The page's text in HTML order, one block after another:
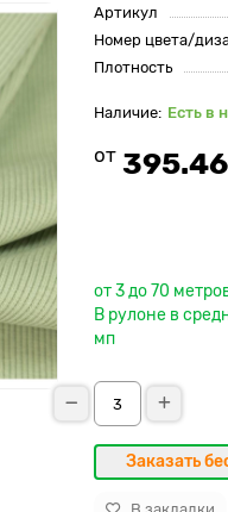
Артикул
Номер цвета/
Плотность
Есть в
от
от 3 до 70
В рулоне в
мп
Заказать
В закладки